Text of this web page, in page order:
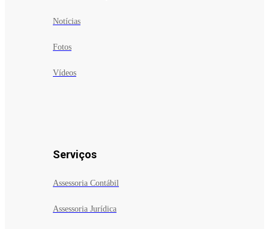
Notícias
Fotos
Vídeos
Serviços
Assessoria Contábil
Assessoria Jurídica